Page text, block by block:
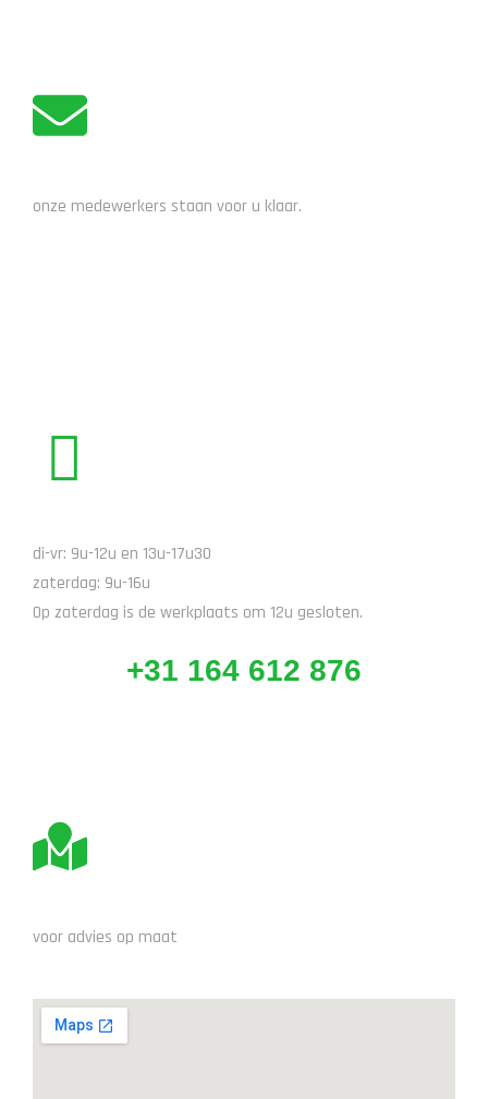
onze medewerkers staan voor u klaar.
di-vr: 9u-12u en 13u-17u30
zaterdag: 9u-16u
Op zaterdag is de werkplaats om 12u gesloten.
+31 164 612 876
voor advies op maat